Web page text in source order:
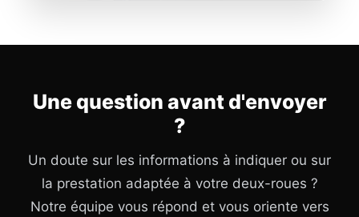
Une question avant d'envoyer
?
Un doute sur les informations à indiquer ou sur
la prestation adaptée à votre deux-roues ?
Notre équipe vous répond et vous oriente vers